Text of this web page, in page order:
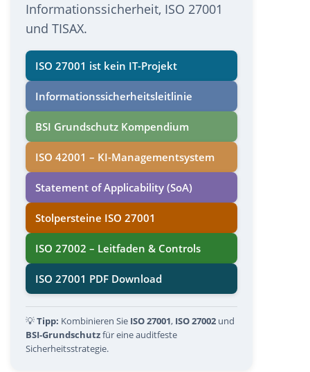
Informationssicherheit, ISO 27001
und TISAX.
ISO 27001 ist kein IT-Projekt
Informations­sicherheits­leitlinie
BSI Grundschutz Kompendium
ISO 42001 – KI-Managementsystem
Statement of Applicability (SoA)
Stolpersteine ISO 27001
ISO 27002 – Leitfaden & Controls
ISO 27001 PDF Download
💡Tipp: Kombinieren Sie ISO 27001, ISO 27002 und
BSI-Grundschutzfür eine auditfeste
Sicherheitsstrategie.